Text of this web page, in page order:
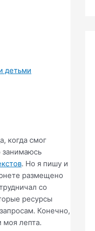
когда смог
занимаюсь
. Но я пишу и
размещено
со
ресурсы
Конечно,
моя лепта.